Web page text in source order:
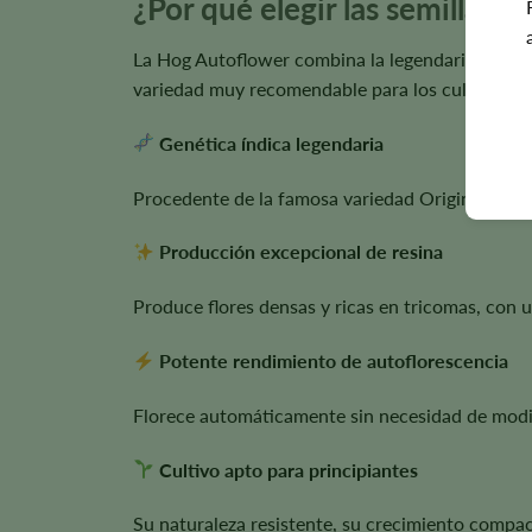
¿Por qué elegir las semillas
La Hog Autoflower combina la legendaria
variedad muy recomendable para los
Genética índica legendaria
Procedente de la famosa variedad Original
Producción excepcional de resina
Produce flores densas y ricas en tricomas, con
Potente rendimiento de autoflorescencia
Florece automáticamente sin necesidad de
Cultivo apto para principiantes
Su naturaleza resistente, su crecimiento